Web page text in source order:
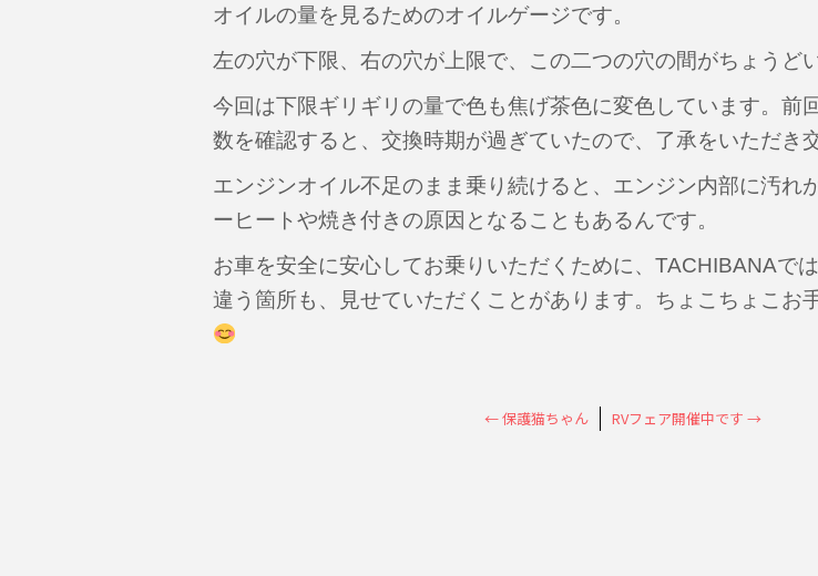
オイルの量を見るためのオイルゲージです。
左の穴が下限、右の穴が上限で、この二つの穴の間がちょうど
今回は下限ギリギリの量で色も焦げ茶色に変色しています。前
数を確認すると、交換時期が過ぎていたので、了承をいただき
エンジンオイル不足のまま乗り続けると、エンジン内部に汚れ
ーヒートや焼き付きの原因となることもあるんです。
お車を安全に安心してお乗りいただくために、TACHIBANAで
違う箇所も、見せていただくことがあります。ちょこちょこお
←保護猫ちゃん RVフェア開催中です →